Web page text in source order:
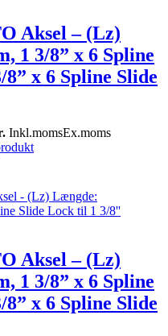
Aksel – (Lz)
1 3/8” x 6 Spline
x 6 Spline Slide
Inkl.momsEx.moms
Aksel – (Lz)
1 3/8” x 6 Spline
x 6 Spline Slide